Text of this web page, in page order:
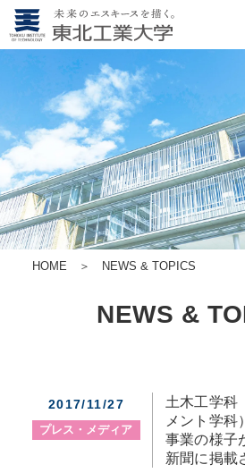
HOME ＞ NEWS & TOPICS
NEWS &
2017/11/27
プレス・メディア
土木工学科
メント学科
事業の様子
新聞に掲載